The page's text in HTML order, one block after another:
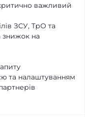
важливий
ЗСУ, ТрО та
знижок на
та налаштуванням